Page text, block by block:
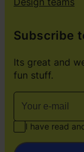
Subscribe
Its great and
fun stuff.
I have read